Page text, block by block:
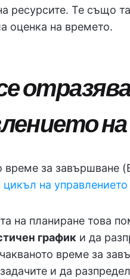
ресурсите. Те също
оценка на времето.
време за завършване
на управлението
на планиране това
график и да
време за
задачите и да